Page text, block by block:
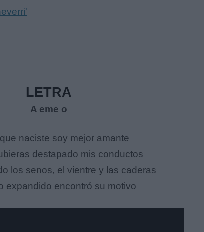
LETRA
A eme o
naciste soy mejor amante
destapado mis conductos
los senos, el vientre y las caderas
expandido encontró su motivo